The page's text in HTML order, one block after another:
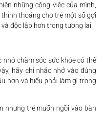
những công việc của mình,
thoảng cho trẻ một số gợi
độc lập hơn trong tương lai.
chăm sóc sức khỏe có thể
hãy chỉ nhắc nhở vào đúng
hơn và hiểu phải làm gì trong
nhưng trẻ muốn ngồi vào bàn